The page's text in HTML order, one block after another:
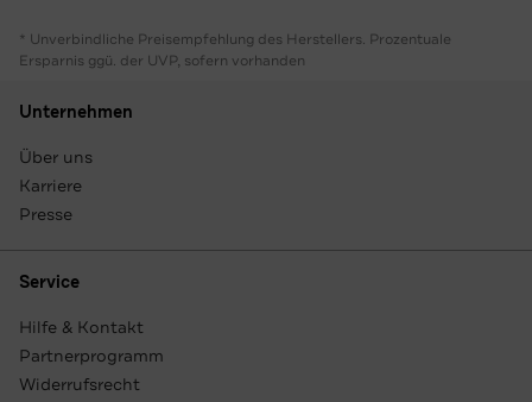
* Unverbindliche Preisempfehlung des Herstellers. Prozentuale
Ersparnis ggü. der UVP, sofern vorhanden
Unternehmen
Über uns
Karriere
Presse
Service
Hilfe & Kontakt
Partnerprogramm
Widerrufsrecht